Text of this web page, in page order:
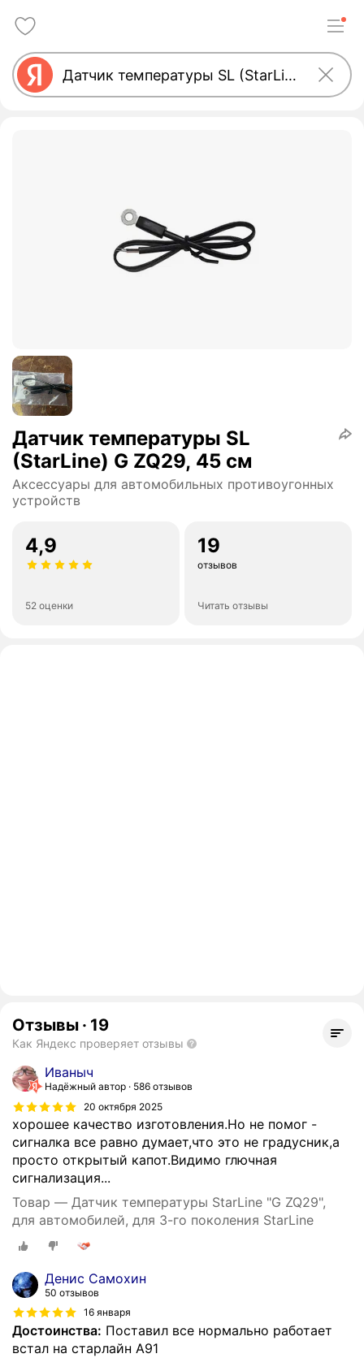
Датчик температуры SL
(StarLine) G ZQ29, 45 см
Аксессуары для автомобильных противоугонных
устройств
4,9
52 оценки
19
отзывов
Читать отзывы
Отзывы · 19
Как Яндекс проверяет отзывы
Иваныч
Надёжный автор
586 отзывов
20 октября 2025
хорошее качество изготовления.Но не помог -
сигналка все равно думает,что это не градусник,а
просто открытый капот.Видимо глючная
сигнализация...
Товар — Датчик температуры StarLine "G ZQ29",
для автомобилей, для 3-го поколения StarLine
Денис Самохин
50 отзывов
16 января
Достоинства: Поставил все нормально работает
встал на старлайн А91